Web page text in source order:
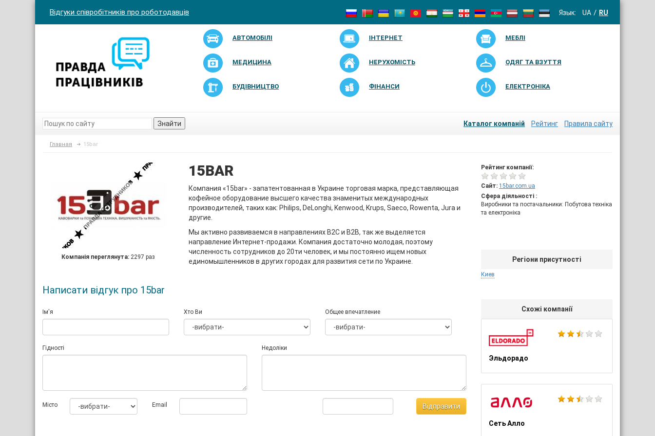
Відгуки співробітників про роботодавців Язык: UA RU
АВТОМОБІЛІ ІНТЕРНЕТ МЕБЛІ
МЕДИЦИНА НЕРУХОМІСТЬ ОДЯГ ТА ВЗУТТЯ
БУДІВНИЦТВО ФІНАНСИ ЕЛЕКТРОНІКА
Знайти Каталог компаній Рейтинг Правила сайту
Главная 15bar
Рейтинг компанії:
Сайт: 15bar.com.ua
Сфера діяльності :
Виробники та постачальники: Побутова техніка
та електроніка
Регіони присутності
Киев
Схожі компанії
Эльдорадо
Сеть Алло
Компанія переглянута: 2297 раз
15BAR
Компания «15bar» - запатентованная в Украине торговая марка, представляющая
кофейное оборудование высшего качества знаменитых международных
производителей, таких как: Philips, DeLonghi, Kenwood, Krups, Saeco, Rowenta, Jura и
другие.
Мы активно развиваемся в направлениях B2C и B2B, так же выделяется
направление Интернет-продажи. Компания достаточно молодая, поэтому
численность сотрудников до 20ти человек, и мы постоянно ищем новых
единомышленников в других городах для развития сети по Украине.
Написати відгук про 15bar
Ім'я Хто Ви Общее впечатление
Гідності Недоліки
Мiсто Email Відправити